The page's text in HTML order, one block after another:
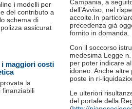
Campania, a
dell’Avviso, nel
accolte.In
precedenza già
fornito in domanda.
Con il soccorso
medesima Legge
per poter indicare
idoneo. Anche
poste in ri-
Le ulteriori
del portale della
i modelli per
del contributo a
schema di
assicurat
maggiori costi
la
finanziabili